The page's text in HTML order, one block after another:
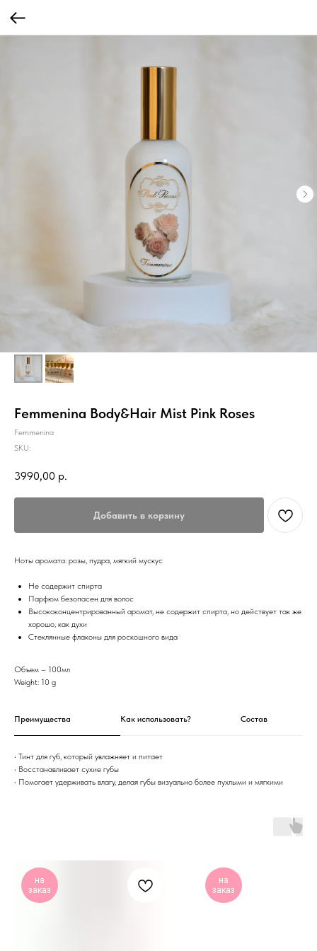
Femmenina Body&Hair Mist Pink Roses
Femmenina
SKU:
3990,00 р.
Добавить в корзину
Ноты аромата: розы, пудра, мягкий мускус
Не содержит спирта
Парфюм безопасен для волос
Высококонцентрированный аромат, не содержит спирта, но действует так же
хорошо, как духи
Стеклянные флаконы для роскошного вида
Объем – 100мл
Weight: 10 g
Преимущества Как использовать? Состав
• Тинт для губ, который увлажняет и питает
• Восстанавливает сухие губы
• Помогает удерживать влагу, делая губы визуально более пухлыми и мягкими
на
заказ
на
заказ